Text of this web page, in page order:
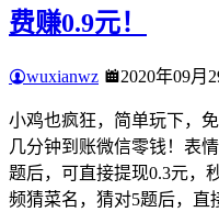
费赚0.9元！
wuxianwz 2020年09月
小鸡也疯狂，简单玩下，
几分钟到账微信零钱！表
题后，可直接提现0.3元，
频猜菜名，猜对5题后，直